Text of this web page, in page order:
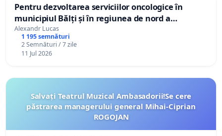
Pentru dezvoltarea serviciilor oncologice în
municipiul Bălți și în regiunea de nord a
Republicii Moldova
Alexandr Lucas
1 195 semnături
2 Semnături / 7 zile
11 Jul 2026
Salvați Teatrul Muzical Ambasadorii!Se cere
păstrarea managerului general Mihai-Ciprian
ROGOJAN